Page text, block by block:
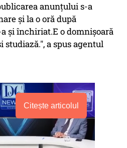
anunțului s-a
și la o oră după
și închiriat.E o domnișoară
studiază.", a spus agentul
Citește articolul